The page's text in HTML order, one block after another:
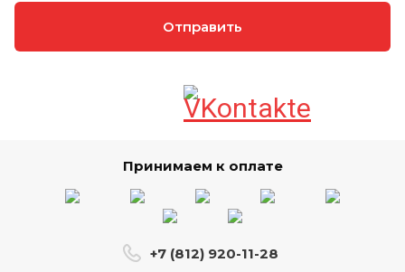
Отправить
Принимаем к оплате
+7 (812) 920-11-28